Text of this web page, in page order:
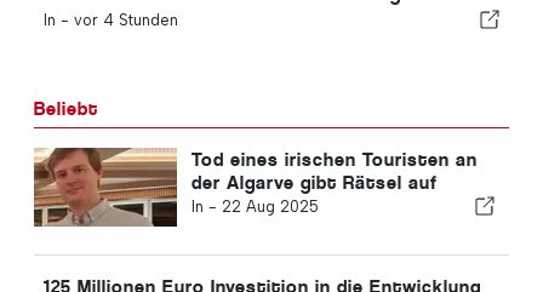
ausverkauft.
In - vor 4 Stunden
Beliebt
Tod eines irischen Touristen an
der Algarve gibt Rätsel auf
In - 22 Aug 2025
125 Millionen Euro Investition in die Entwicklung